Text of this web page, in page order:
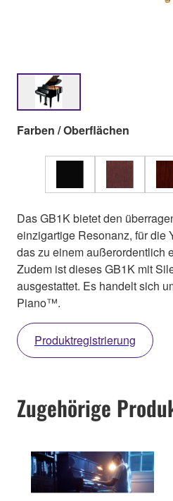
Farben / Oberflächen
Das GB1K bietet den
einzigartige Resonanz, für die
das zu einem außerordentlich
Zudem ist dieses GB1K mit
ausgestattet. Es handelt sich
Piano™.
Produktregistrierung
Zugehörige